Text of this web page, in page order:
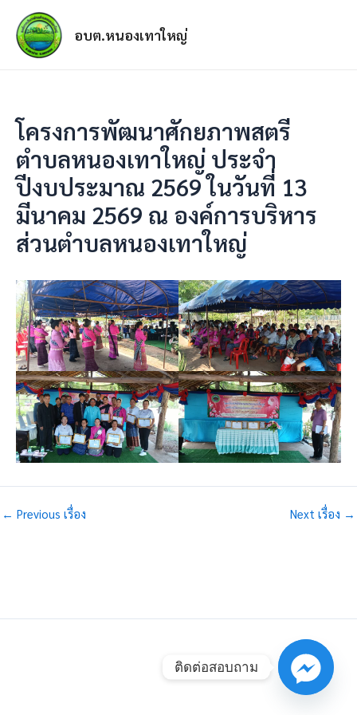
อบต.หนองเทาใหญ่
โครงการพัฒนาศักยภาพสตรี
ตำบลหนองเทาใหญ่ ประจำ
ปีงบประมาณ 2569 ในวันที่ 13
มีนาคม 2569 ณ องค์การบริหาร
ส่วนตำบลหนองเทาใหญ่
← Previous เรื่อง Next เรื่อง →
ติดต่อสอบถาม